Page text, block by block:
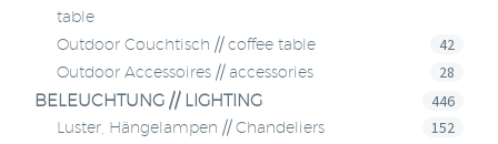
table
Outdoor Couchtisch // coffee table 42
Outdoor Accessoires // accessories 28
BELEUCHTUNG // LIGHTING 446
Luster, Hängelampen // Chandeliers 152